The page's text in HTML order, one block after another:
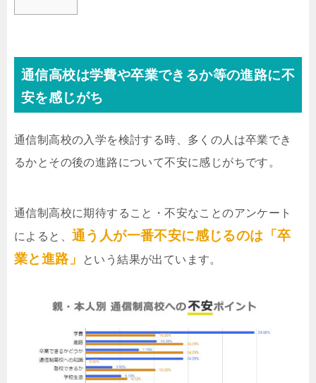
通信高校は学費や卒業できるか等の進路に不
安を感じがち
通信制高校の入学を検討する時、多くの人は卒業でき
るかとその後の進路について不安に感じがちです。
通信制高校に期待すること・不安なことのアンケート
によると、 通う人が一番不安に感じるのは「卒
業と進路」
という結果が出ています。